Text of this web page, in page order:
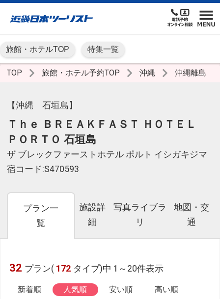
旅館・ホテルTOP 特集一覧
TOP 旅館・ホテル予約TOP 沖縄 沖縄離島
【沖縄 石垣島】
Ｔｈｅ ＢＲＥＡＫＦＡＳＴ ＨＯＴＥＬ
ＰＯＲＴＯ 石垣島
ザ ブレックファーストホテル ポルト イシガキジマ
宿コード:S470593
プラン一
覧
施設詳
細
写真ライブラ
リ
地図・交
通
32 プラン( 172 タイプ)中 1～20件表示
新着順 人気順 安い順 高い順